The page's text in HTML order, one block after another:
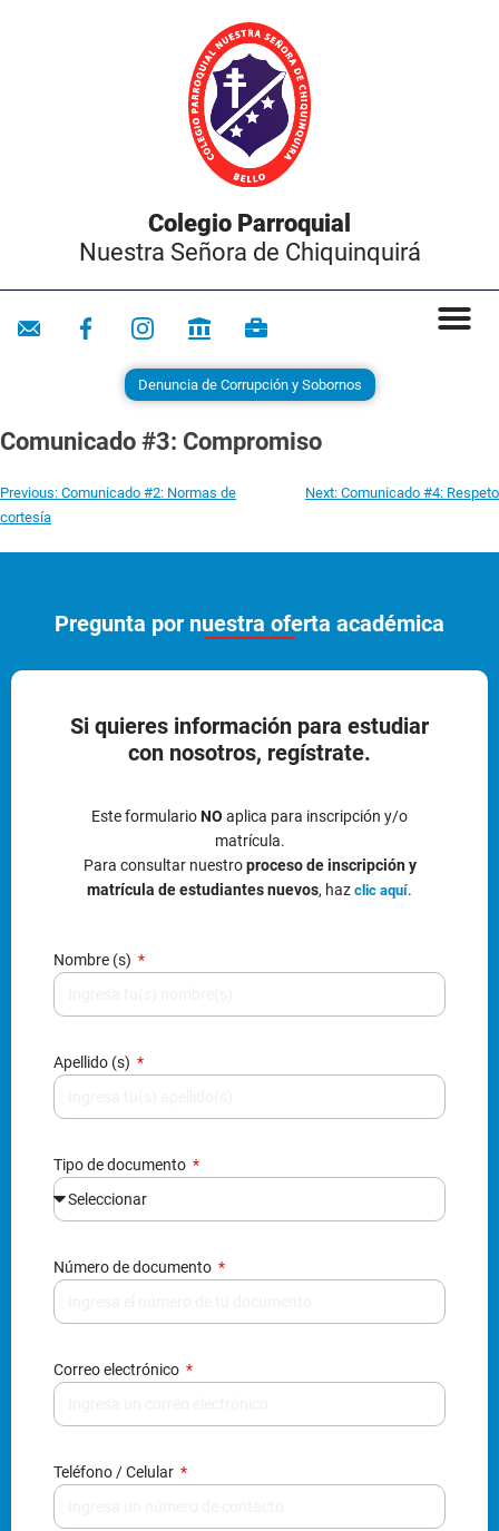
Colegio Parroquial
Nuestra Señora de Chiquinquirá
Denuncia de Corrupción y Sobornos
Comunicado #3: Compromiso
Previous: Comunicado #2: Normas de
cortesía
Next: Comunicado #4: Respeto
Pregunta por nuestra oferta académica
Si quieres información para estudiar
con nosotros, regístrate.
Este formularioNO aplica para inscripción y/o
matrícula.
Para consultar nuestroproceso de inscripción y
matrícula de estudiantes nuevos, haz clic aquí.
Nombre (s)
Apellido (s)
Tipo de documento
Número de documento
Correo electrónico
Teléfono / Celular